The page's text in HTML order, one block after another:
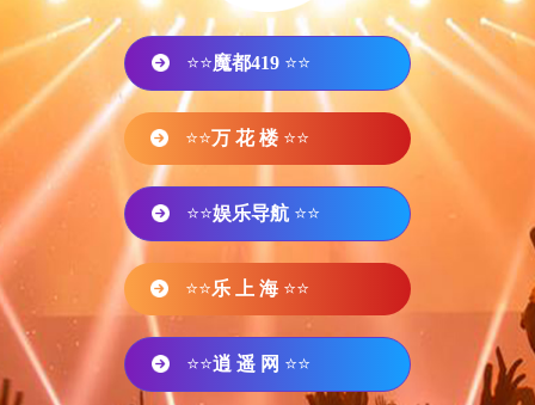
⭐⭐魔都419 ⭐⭐
⭐⭐万 花 楼 ⭐⭐
⭐⭐娱乐导航 ⭐⭐
⭐⭐乐 上 海 ⭐⭐
⭐⭐逍 遥 网 ⭐⭐